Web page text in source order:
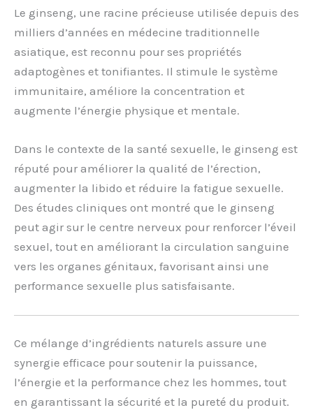
Le ginseng, une racine précieuse utilisée depuis des
milliers d’années en médecine traditionnelle
asiatique, est reconnu pour ses propriétés
adaptogènes et tonifiantes. Il stimule le système
immunitaire, améliore la concentration et
augmente l’énergie physique et mentale.
Dans le contexte de la santé sexuelle, le ginseng est
réputé pour améliorer la qualité de l’érection,
augmenter la libido et réduire la fatigue sexuelle.
Des études cliniques ont montré que le ginseng
peut agir sur le centre nerveux pour renforcer l’éveil
sexuel, tout en améliorant la circulation sanguine
vers les organes génitaux, favorisant ainsi une
performance sexuelle plus satisfaisante.
Ce mélange d’ingrédients naturels assure une
synergie efficace pour soutenir la puissance,
l’énergie et la performance chez les hommes, tout
en garantissant la sécurité et la pureté du produit.